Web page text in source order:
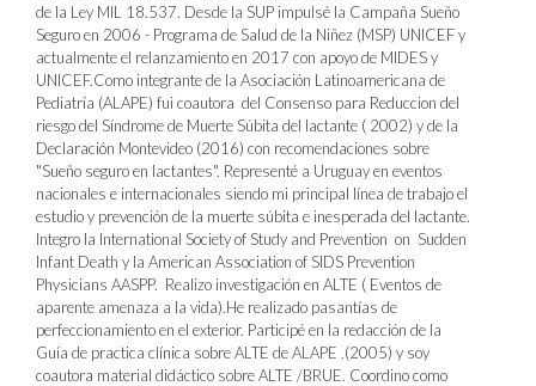
de la Ley MIL 18.537. Desde la SUP impulsé la Campaña Sueño
Seguro en 2006 - Programa de Salud de la Niñez (MSP) UNICEF y
actualmente el relanzamiento en 2017 con apoyo de MIDES y
UNICEF.Como integrante de la Asociación Latinoamericana de
Pediatría (ALAPE) fui coautora del Consenso para Reduccion del
riesgo del Síndrome de Muerte Súbita del lactante ( 2002) y de la
Declaración Montevideo (2016) con recomendaciones sobre
"Sueño seguro en lactantes". Representé a Uruguay en eventos
nacionales e internacionales siendo mi principal línea de trabajo el
estudio y prevención de la muerte súbita e inesperada del lactante.
Integro la International Society of Study and Prevention on Sudden
Infant Death y la American Association of SIDS Prevention
Physicians AASPP. Realizo investigación en ALTE ( Eventos de
aparente amenaza a la vida).He realizado pasantías de
perfeccionamiento en el exterior. Participé en la redacción de la
Guía de practica clínica sobre ALTE de ALAPE .(2005) y soy
coautora material didáctico sobre ALTE /BRUE. Coordino como